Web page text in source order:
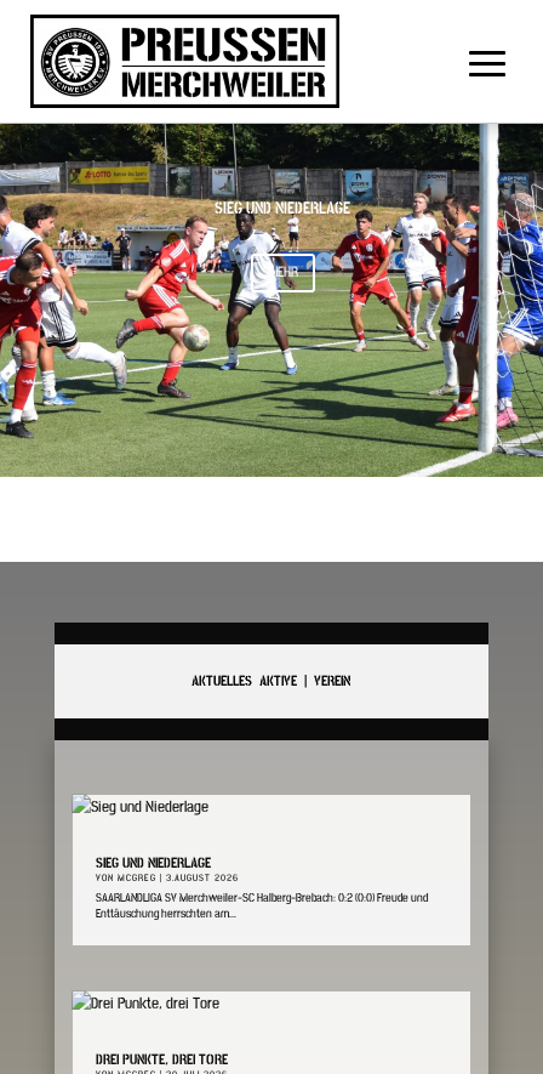
SIEG UND NIEDERLAGE
MEHR
AKTUELLES AKTIVE | VEREIN
SIEG UND NIEDERLAGE
VON MCGREG | 3.AUGUST 2026
SAARLANDLIGA SV Merchweiler-SC Halberg-Brebach: 0:2 (0:0) Freude und
Enttäuschung herrschten am...
DREI PUNKTE, DREI TORE